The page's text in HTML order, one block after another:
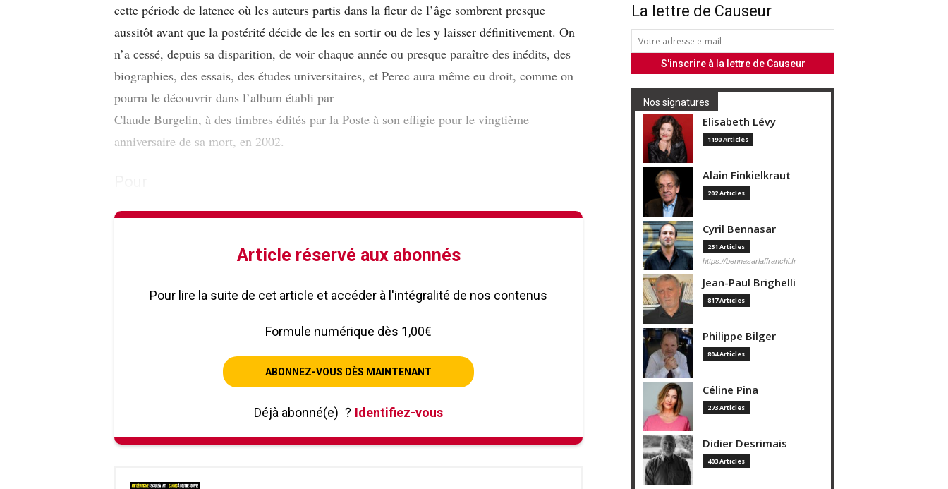
cette période de latence où les auteurs partis dans la fleur de l’âge sombrent presque
aussitôt avant que la postérité décide de les en sortir ou de les y laisser définitivement. On
n’a cessé, depuis sa disparition, de voir chaque année ou presque paraître des inédits, des
biographies, des essais, des études universitaires, et Perec aura même eu droit, comme on
pourra le découvrir dans l’album établi par
Claude Burgelin, à des timbres édités par la Poste à son effigie pour le vingtième
anniversaire de sa mort, en 2002.
Article réservé aux abonnés
Pour lire la suite de cet article et accéder à l'intégralité de nos contenus
Formule numérique dès 1,00€
ABONNEZ-VOUS DÈS MAINTENANT
Déjà abonné(e) ? Identifiez-vous
La lettre de Causeur
Nos signatures
Elisabeth Lévy
1190 Articles
Alain Finkielkraut
202 Articles
Cyril Bennasar
231 Articles
https://bennasarlaffranchi.fr
Jean-Paul Brighelli
817 Articles
Philippe Bilger
804 Articles
Céline Pina
273 Articles
Didier Desrimais
403 Articles